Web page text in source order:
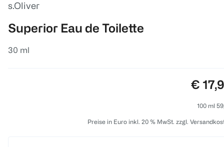
s.Oliver
Superior Eau de Toilette
30 ml
Preis:
€
100 ml
Preise in Euro inkl. 20 % MwSt. zzgl.